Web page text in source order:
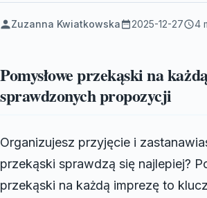
Zuzanna Kwiatkowska 2025-12-27 4
Pomysłowe przekąski na
sprawdzonych propozycji
Organizujesz przyjęcie i
przekąski sprawdzą się najlepiej?
przekąski na każdą imprezę to